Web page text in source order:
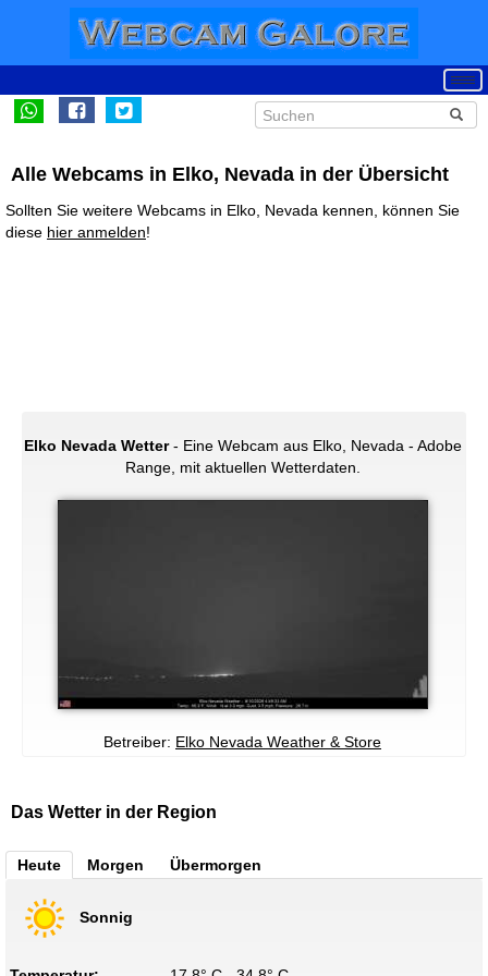
Alle Webcams in Elko, Nevada in der Übersicht
Sollten Sie weitere Webcams in Elko, Nevada kennen, können Sie
diese hier anmelden!
Elko Nevada Wetter- Eine Webcam aus Elko, Nevada - Adobe
Range, mit aktuellen Wetterdaten.
Betreiber: Elko Nevada Weather & Store
Das Wetter in der Region
Heute Morgen Übermorgen
Sonnig